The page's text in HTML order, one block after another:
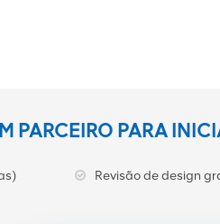
PARCEIRO PARA
Revisão de design